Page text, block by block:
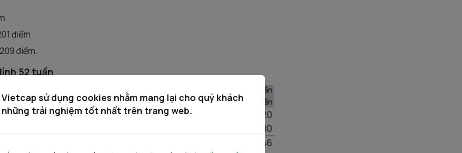
điểm
điểm.
52 tuần
Vietcap sử dụng cookies nhằm mang lại cho quý khách
những trải nghiệm tốt nhất trên trang web.